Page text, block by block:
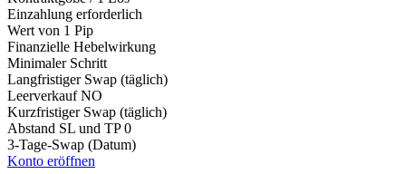
Einzahlung erforderlich
Wert von 1 Pip
Finanzielle Hebelwirkung
Minimaler Schritt
Langfristiger Swap (täglich)
Leerverkauf NO
Kurzfristiger Swap (täglich)
Abstand SL und TP 0
3-Tage-Swap (Datum)
Konto eröffnen